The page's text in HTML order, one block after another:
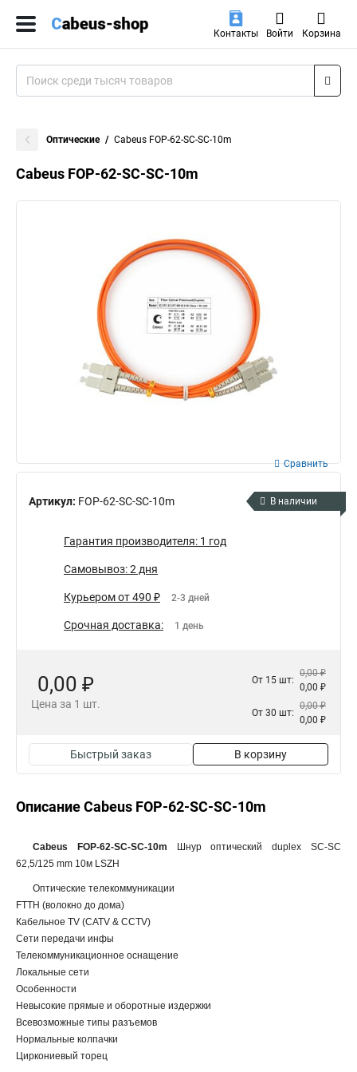
Контакты Войти Корзина
Оптические Cabeus FOP-62-SC-SC-10m
Cabeus FOP-62-SC-SC-10m
Артикул: FOP-62-SC-SC-10m
Сравнить
В наличии
Гарантия производителя: 1 год
Самовывоз: 2 дня
Курьером от 490 ₽ 2-3 дней
Срочная доставка: 1 день
0,00 ₽
Цена за 1 шт.
От 15 шт:
0,00 ₽
0,00 ₽
От 30 шт:
0,00 ₽
0,00 ₽
Быстрый заказ В корзину
Описание Cabeus FOP-62-SC-SC-10m
Cabeus FOP-62-SC-SC-10m Шнур оптический duplex SC-SC
62,5/125 mm 10м LSZH
Оптические телекоммуникации
FTTH (волокно до дома)
Кабельное TV (CATV & CCTV)
Сети передачи инфы
Телекоммуникационное оснащение
Локальные сети
Особенности
Невысокие прямые и оборотные издержки
Всевозможные типы разъемов
Нормальные колпачки
Циркониевый торец